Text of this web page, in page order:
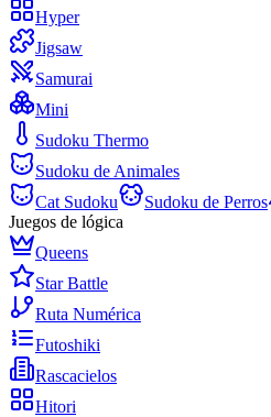
Hyper
Jigsaw
Samurai
Mini
Sudoku Thermo
Sudoku de Animales
Cat Sudoku
Sudoku de Perros
Juegos de lógica
Queens
Star Battle
Ruta Numérica
Futoshiki
Rascacielos
Hitori